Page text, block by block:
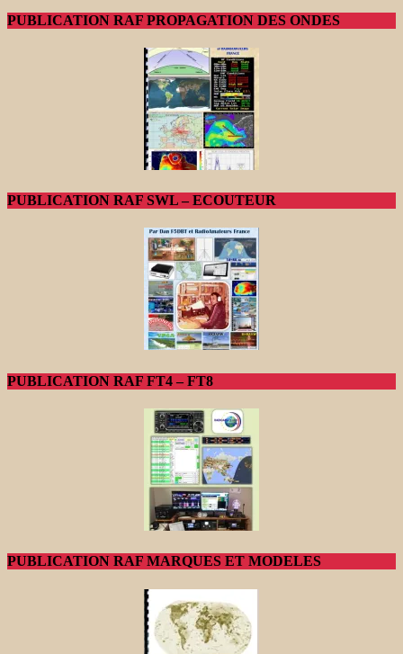
PUBLICATION RAF PROPAGATION DES ONDES
PUBLICATION RAF SWL – ECOUTEUR
PUBLICATION RAF FT4 – FT8
PUBLICATION RAF MARQUES ET MODELES